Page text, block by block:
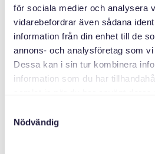
för sociala medier och analysera
vidarebefordrar även sådana
information från din enhet till de
annons- och analysföretag som
Dessa kan i sin tur kombinera
information som du har
Nödvändig